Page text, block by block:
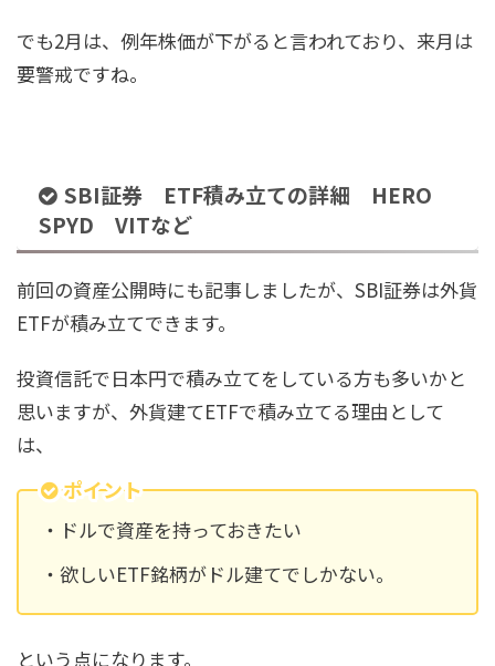
でも2月は、例年株価が下がると言われており、来月は
要警戒ですね。
SBI証券 ETF積み立ての詳細 HERO
SPYD VITなど
前回の資産公開時にも記事しましたが、SBI証券は外貨
ETFが積み立てできます。
投資信託で日本円で積み立てをしている方も多いかと
思いますが、外貨建てETFで積み立てる理由として
は、
ポイント
・ドルで資産を持っておきたい
・欲しいETF銘柄がドル建てでしかない。
という点になります。